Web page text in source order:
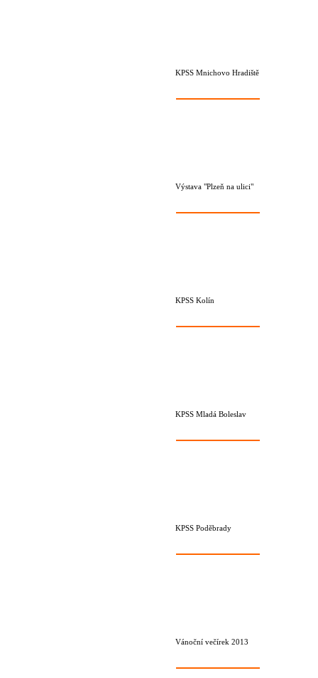
KPSS Mnichovo Hradiště
Výstava "Plzeň na ulici"
KPSS Kolín
KPSS Mladá Boleslav
KPSS Poděbrady
Vánoční večírek 2013